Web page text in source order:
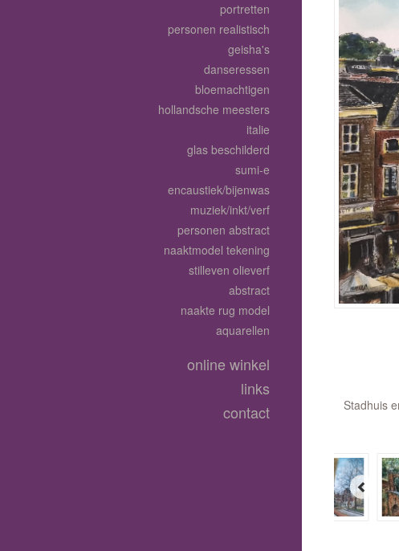
Stadhuis
portretten
personen realistisch
geisha's
danseressen
bloemachtigen
hollandsche meesters
italie
glas beschilderd
sumi-e
encaustiek/bijenwas
muziek/inkt/verf
personen abstract
naaktmodel tekening
stilleven olieverf
abstract
naakte rug model
aquarellen
online winkel
links
contact